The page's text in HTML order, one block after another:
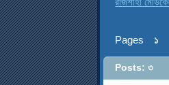
Pages ১
Posts: ৩